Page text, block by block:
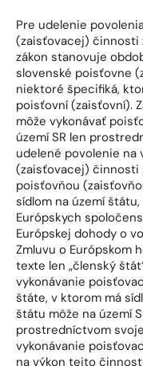
Pre udelenie
(zaisťovacej) činnosti
zákon stanovuje
slovenské poisťovne
niektoré špecifiká,
poisťovní (zaisťovní).
môže vykonávať
území SR len
udelené povolenie na
(zaisťovacej) činnosti
poisťovňou
sídlom na území
Európskych
Európskej dohody o
Zmluvu o Európskom
texte len „členský
vykonávanie
štáte, v ktorom má
štátu môže na území
prostredníctvom
vykonávanie
na výkon tejto